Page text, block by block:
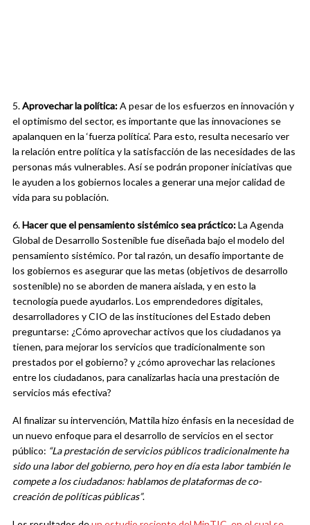
5.Aprovechar la política:A pesar de los esfuerzos en innovación y
el optimismo del sector, es importante que las innovaciones se
apalanquen en la ‘fuerza política’. Para esto, resulta necesario ver
la relación entre política y la satisfacción de las necesidades de las
personas más vulnerables. Así se podrán proponer iniciativas que
le ayuden a los gobiernos locales a generar una mejor calidad de
vida para su población.
6.Hacer que el pensamiento sistémico sea práctico:La Agenda
Global de Desarrollo Sostenible fue diseñada bajo el modelo del
pensamiento sistémico. Por tal razón, un desafío importante de
los gobiernos es asegurar que las metas (objetivos de desarrollo
sostenible) no se aborden de manera aislada, y en esto la
tecnología puede ayudarlos. Los emprendedores digitales,
desarrolladores y CIO de las instituciones del Estado deben
preguntarse: ¿Cómo aprovechar activos que los ciudadanos ya
tienen, para mejorar los servicios que tradicionalmente son
prestados por el gobierno? y ¿cómo aprovechar las relaciones
entre los ciudadanos, para canalizarlas hacia una prestación de
servicios más efectiva?
Al finalizar su intervención, Mattila hizo énfasis en la necesidad de
un nuevo enfoque para el desarrollo de servicios en el sector
público: “La prestación de servicios públicos tradicionalmente ha
sido una labor del gobierno, pero hoy en día esta labor también le
compete a los ciudadanos: hablamos de plataformas de co-
creación de políticas públicas”.